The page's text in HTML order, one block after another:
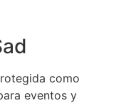
como
eventos y